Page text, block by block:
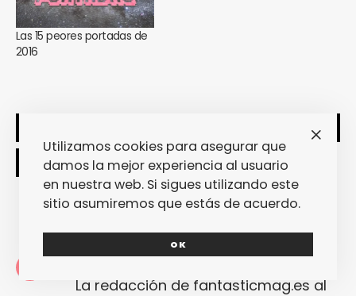
Las 15 peores portadas de
2016
Redacción
La redacción de fantasticmag.es al
Utilizamos cookies para asegurar que
damos la mejor experiencia al usuario
en nuestra web. Si sigues utilizando este
sitio asumiremos que estás de acuerdo.
OK